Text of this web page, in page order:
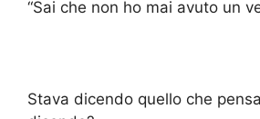
“Sai che non ho mai avuto un
Stava dicendo quello che